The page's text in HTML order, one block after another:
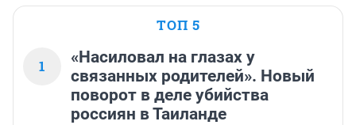
ТОП 5
1
«Насиловал на глазах у
связанных родителей». Новый
поворот в деле убийства
россиян в Таиланде